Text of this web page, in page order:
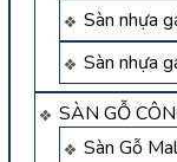
Sàn nhựa
Sàn nhựa
SÀN GỖ
Sàn Gỗ